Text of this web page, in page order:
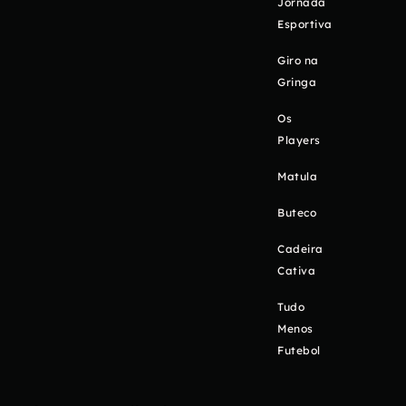
Esportiva
Giro na
Gringa
Os
Players
Matula
Buteco
Cadeira
Cativa
Tudo
Menos
Futebol